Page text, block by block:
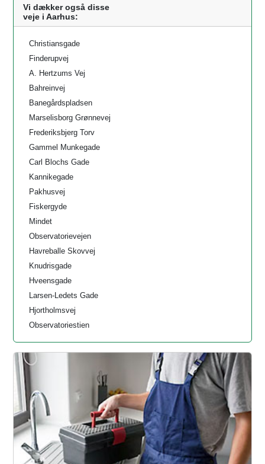
Vi dækker også disse
veje i Aarhus:
Christiansgade
Finderupvej
A. Hertzums Vej
Bahreinvej
Banegårdspladsen
Marselisborg Grønnevej
Frederiksbjerg Torv
Gammel Munkegade
Carl Blochs Gade
Kannikegade
Pakhusvej
Fiskergyde
Mindet
Observatorievejen
Havreballe Skovvej
Knudrisgade
Hveensgade
Larsen-Ledets Gade
Hjortholmsvej
Observatoriestien